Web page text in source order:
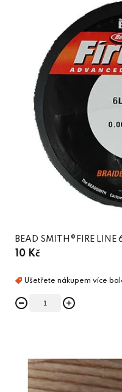
BEAD SMITH®FIRE LINE
10 Kč